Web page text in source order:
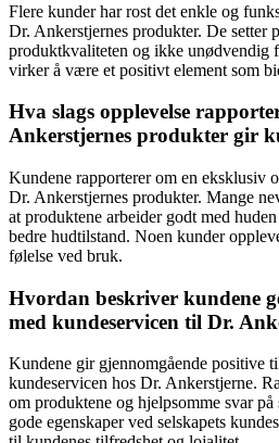
Flere kunder har rost det enkle og
Dr. Ankerstjernes produkter. De setter
produktkvaliteten og ikke unødvendig
virker å være et positivt element som
Hva slags opplevelse
Ankerstjernes produkter gir
Kundene rapporterer om en eksklusiv
Dr. Ankerstjernes produkter. Mange
at produktene arbeider godt med
bedre hudtilstand. Noen kunder
følelse ved bruk.
Hvordan beskriver kundene
med kundeservicen til Dr.
Kundene gir gjennomgående positive
kundeservicen hos Dr. Ankerstjerne.
om produktene og hjelpsomme svar
gode egenskaper ved selskapets